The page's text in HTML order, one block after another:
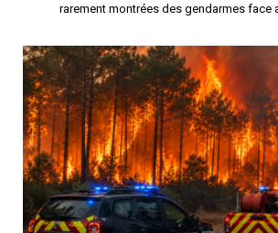
rarement montrées des gendarmes face